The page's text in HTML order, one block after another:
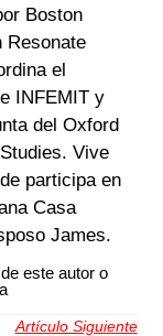
Boston
Resonate
el
INFEMIT y
del Oxford
Vive
participa en
Casa
James.
este autor o
Artículo Siguiente